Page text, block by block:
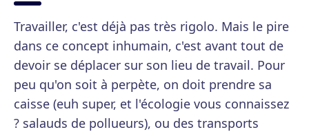
Travailler, c'est déjà pas très rigolo. Mais le pire
dans ce concept inhumain, c'est avant tout de
devoir se déplacer sur son lieu de travail. Pour
peu qu'on soit à perpète, on doit prendre sa
caisse (euh super, et l'écologie vous connaissez
? salauds de pollueurs), ou des transports